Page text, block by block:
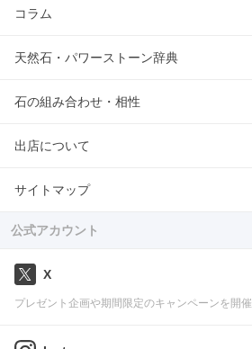
コラム
天然石・パワーストーン辞典
石の組み合わせ・相性
出店について
サイトマップ
公式アカウント
X
プレゼント企画や期間限定のキャンペーンを開催